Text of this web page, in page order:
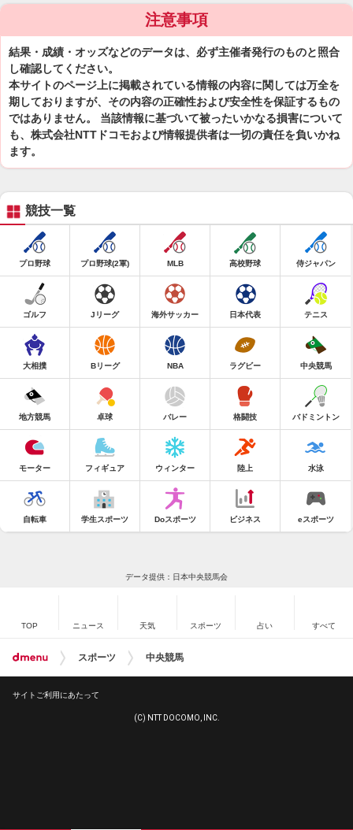
注意事項
結果・成績・オッズなどのデータは、必ず主催者発行のものと照合
し確認してください。
本サイトのページ上に掲載されている情報の内容に関しては万全を
期しておりますが、その内容の正確性および安全性を保証するもの
ではありません。 当該情報に基づいて被ったいかなる損害について
も、株式会社NTTドコモおよび情報提供者は一切の責任を負いかね
ます。
競技一覧
プロ野球 プロ野球(2軍) MLB 高校野球 侍ジャパン
ゴルフ Jリーグ 海外サッカー 日本代表 テニス
大相撲 Bリーグ NBA ラグビー 中央競馬
地方競馬 卓球 バレー 格闘技 バドミントン
モーター フィギュア ウィンター 陸上 水泳
自転車 学生スポーツ Doスポーツ ビジネス eスポーツ
データ提供：日本中央競馬会
TOP ニュース 天気 スポーツ 占い すべて
スポーツ 中央競馬
サイトご利用にあたって
(C) NTT DOCOMO, INC.